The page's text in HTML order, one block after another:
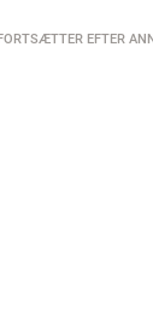
EFTER